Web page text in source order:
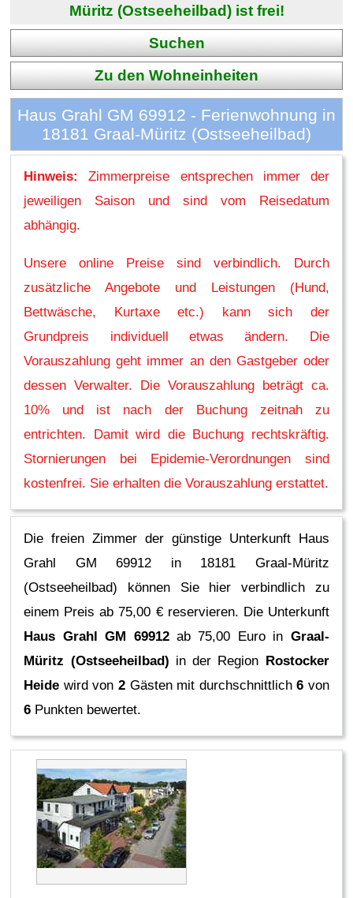
Müritz (Ostseeheilbad) ist frei!
Suchen
Zu den Wohneinheiten
Haus Grahl GM 69912 - Ferienwohnung in
18181 Graal-Müritz (Ostseeheilbad)
Hinweis:
Zimmerpreise entsprechen immer der
jeweiligen Saison und sind vom Reisedatum
abhängig.
Unsere online Preise sind verbindlich. Durch
zusätzliche Angebote und Leistungen (Hund,
Bettwäsche, Kurtaxe etc.) kann sich der
Grundpreis individuell etwas ändern. Die
Vorauszahlung geht immer an den Gastgeber oder
dessen Verwalter. Die Vorauszahlung beträgt ca.
10% und ist nach der Buchung zeitnah zu
entrichten. Damit wird die Buchung rechtskräftig.
Stornierungen bei Epidemie-Verordnungen sind
kostenfrei. Sie erhalten die Vorauszahlung erstattet.
Die freien Zimmer der günstige Unterkunft Haus
Grahl GM 69912 in 18181 Graal-Müritz
(Ostseeheilbad) können Sie hier verbindlich zu
einem Preis ab 75,00 € reservieren. Die Unterkunft
Haus Grahl GM 69912ab 75,00 Euro in Graal-
Müritz (Ostseeheilbad) in der Region Rostocker
Heide wird von 2Gästen mit durchschnittlich6 von
6 Punkten bewertet.